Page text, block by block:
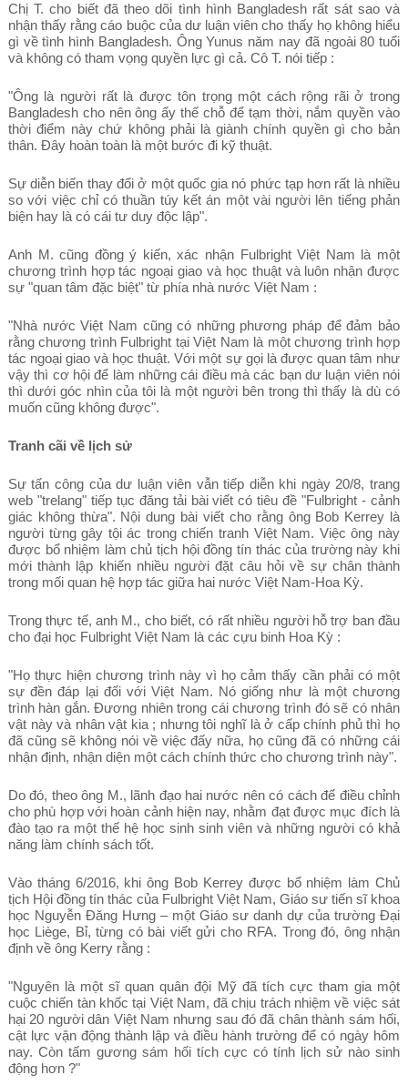
Chị T. cho biết đã theo dõi tình hình Bangladesh rất sát sao và
nhận thấy rằng cáo buộc của dư luận viên cho thấy họ không hiểu
gì về tình hình Bangladesh. Ông Yunus năm nay đã ngoài 80 tuổi
và không có tham vọng quyền lực gì cả. Cô T. nói tiếp :
"Ông là người rất là được tôn trọng một cách rộng rãi ở trong
Bangladesh cho nên ông ấy thế chỗ để tạm thời, nắm quyền vào
thời điểm này chứ không phải là giành chính quyền gì cho bản
thân. Đây hoàn toàn là một bước đi kỹ thuật.
Sự diễn biến thay đổi ở một quốc gia nó phức tạp hơn rất là nhiều
so với việc chỉ có thuần túy kết án một vài người lên tiếng phản
biện hay là có cái tư duy độc lập".
Anh M. cũng đồng ý kiến, xác nhận Fulbright Việt Nam là một
chương trình hợp tác ngoại giao và học thuật và luôn nhận được
sự "quan tâm đặc biệt" từ phía nhà nước Việt Nam :
"Nhà nước Việt Nam cũng có những phương pháp để đảm bảo
rằng chương trình Fulbright tại Việt Nam là một chương trình hợp
tác ngoại giao và học thuật. Với một sự gọi là được quan tâm như
vậy thì cơ hội để làm những cái điều mà các bạn dư luận viên nói
thì dưới góc nhìn của tôi là một người bên trong thì thấy là dù có
muốn cũng không được".
Tranh cãi về lịch sử
Sự tấn công của dư luận viên vẫn tiếp diễn khi ngày 20/8, trang
web "trelang" tiếp tục đăng tải bài viết có tiêu đề "Fulbright - cảnh
giác không thừa". Nội dung bài viết cho rằng ông Bob Kerrey là
người từng gây tội ác trong chiến tranh Việt Nam. Việc ông này
được bổ nhiệm làm chủ tịch hội đồng tín thác của trường này khi
mới thành lập khiến nhiều người đặt câu hỏi về sự chân thành
trong mối quan hệ hợp tác giữa hai nước Việt Nam-Hoa Kỳ.
Trong thực tế, anh M., cho biết, có rất nhiều người hỗ trợ ban đầu
cho đại học Fulbright Việt Nam là các cựu binh Hoa Kỳ :
"Họ thực hiện chương trình này vì họ cảm thấy cần phải có một
sự đền đáp lại đối với Việt Nam. Nó giống như là một chương
trình hàn gắn. Đương nhiên trong cái chương trình đó sẽ có nhân
vật này và nhân vật kia ; nhưng tôi nghĩ là ở cấp chính phủ thì họ
đã cũng sẽ không nói về việc đấy nữa, họ cũng đã có những cái
nhận định, nhận diện một cách chính thức cho chương trình này".
Do đó, theo ông M., lãnh đạo hai nước nên có cách để điều chỉnh
cho phù hợp với hoàn cảnh hiện nay, nhằm đạt được mục đích là
đào tạo ra một thế hệ học sinh sinh viên và những người có khả
năng làm chính sách tốt.
Vào tháng 6/2016, khi ông Bob Kerrey được bổ nhiệm làm Chủ
tịch Hội đồng tín thác của Fulbright Việt Nam, Giáo sư tiến sĩ khoa
học Nguyễn Đăng Hưng – một Giáo sư danh dự của trường Đại
học Liège, Bỉ, từng có bài viết gửi cho RFA. Trong đó, ông nhận
định về ông Kerry rằng :
"Nguyên là một sĩ quan quân đội Mỹ đã tích cực tham gia một
cuộc chiến tàn khốc tại Việt Nam, đã chịu trách nhiệm về việc sát
hại 20 người dân Việt Nam nhưng sau đó đã chân thành sám hối,
cật lực vận động thành lập và điều hành trường để có ngày hôm
nay. Còn tấm gương sám hối tích cực có tính lịch sử nào sinh
động hơn ?"